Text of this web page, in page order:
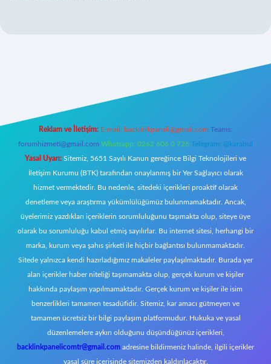
Reklam ve İletişim: E-mail: backlinkpaneli@gmail.com Teams:
forumhizmeti@gmail.com Whatsapp: 0262 606 0 726 Telegram: @karabul
Yasal Uyarı: Sitemiz, 5651 Sayılı Kanun gereğince Bilgi Teknolojileri ve
İletişim Kurumu (BTK) tarafından onaylanmış bir Yer Sağlayıcı olarak
hizmet vermektedir. Bu nedenle, sitedeki içerikleri proaktif olarak
denetleme veya araştırma yükümlülüğümüz bulunmamaktadır. Ancak,
üyelerimiz yazdıkları içeriklerin sorumluluğunu taşımakta olup, siteye üye
olarak bu sorumluluğu kabul etmiş sayılırlar. Bu internet sitesi, herhangi bir
marka, kurum veya şahıs şirketi ile hiçbir bağlantısı bulunmamaktadır.
Sitede yalnızca kendi hazırladığımız makaleler paylaşılmaktadır. Burada yer
alan içerikler haber niteliği taşımamakta olup, gerçek kurum ve kişiler
hakkında paylaşım yapılmamaktadır. Gerçek kurum ve kişiler ile isim
benzerlikleri tamamen tesadüfidir. Sitemiz, kar amacı gütmeyen ve
tamamen ücretsiz bir bilgi paylaşım platformudur. Hukuka ve yasal
düzenlemelere aykırı olduğunu düşündüğünüz içerikleri,
backlinkpanelicomtr@gmail.com adresine bildirmeniz halinde, ilgili içerikler
yasal süre içerisinde sitemizden kaldırılacaktır.